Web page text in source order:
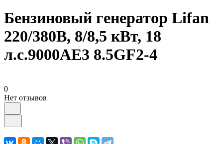
Бензиновый генератор Lifan
220/380В, 8/8,5 кВт, 18
л.с.9000AE3 8.5GF2-4
0
Нет отзывов